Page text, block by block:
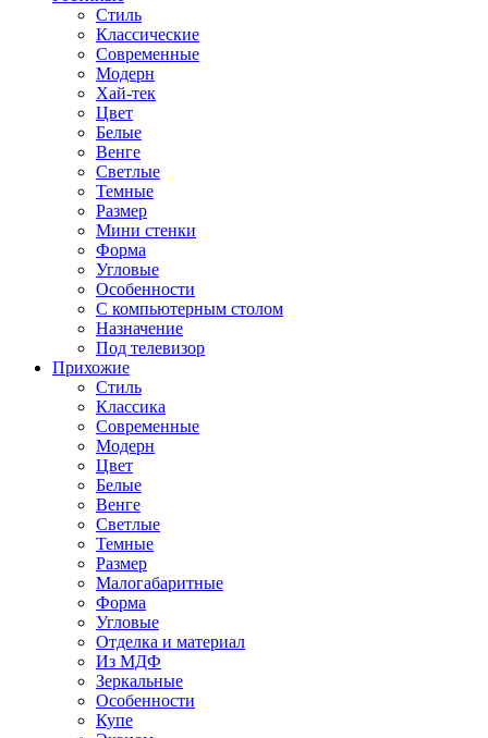
Стиль
Классические
Современные
Модерн
Хай-тек
Цвет
Белые
Венге
Светлые
Темные
Размер
Мини стенки
Форма
Угловые
Особенности
С компьютерным столом
Назначение
Под телевизор
Прихожие
Стиль
Классика
Современные
Модерн
Цвет
Белые
Венге
Светлые
Темные
Размер
Малогабаритные
Форма
Угловые
Отделка и материал
Из МДФ
Зеркальные
Особенности
Купе